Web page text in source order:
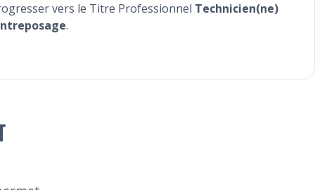
vers le Titre Professionnel Technicien(ne)
.